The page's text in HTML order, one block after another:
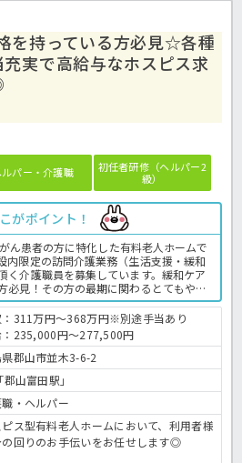
を持っている方必見☆各種
充実で高給与なホスピス求
ルパー・介護職
初任者研修（ヘルパー2
級）
がポイント！
ん患者の方に特化した有料老人ホームで
内限定の訪問介護業務（生活支援・緩和
く介護職員を募集しています。緩和ケア
必見！その方の最期に関わるとてもやり
者研修以上の介護の実務経験がある方で
求人ですので、ご興味をお持ちの方はお
わせください☆有料老人ホームでの介護
職員 有料老人ホームの求人＞
：311万円～368万円※別途手当あり
：235,000円～277,500円
郡山市並木3-6-2
山富田駅」
・ヘルパー
ピス型有料老人ホームにおいて、利用者様
の回りのお手伝いをお任せします◎